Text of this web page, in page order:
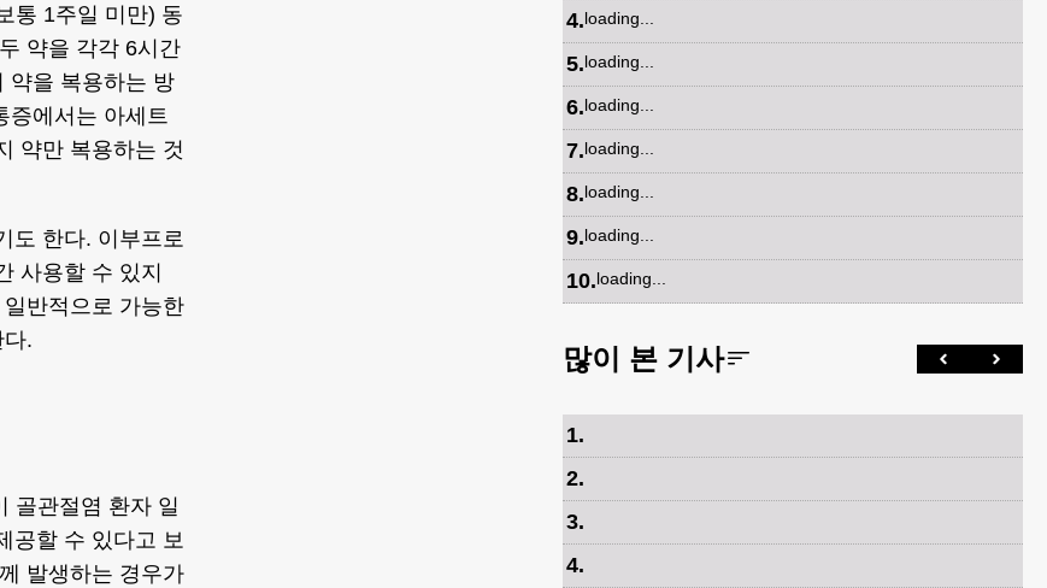
통 1주일 미만) 동
약을 각각 6시간
약을 복용하는 방
증에서는 아세트
약만 복용하는 것
도 한다. 이부프로
사용할 수 있지
반적으로 가능한
.
골관절염 환자 일
공할 수 있다고 보
발생하는 경우가
4.loading...
5.loading...
6.loading...
7.loading...
8.loading...
9.loading...
10.loading...
많이 본 기사
1.
2.
3.
4.